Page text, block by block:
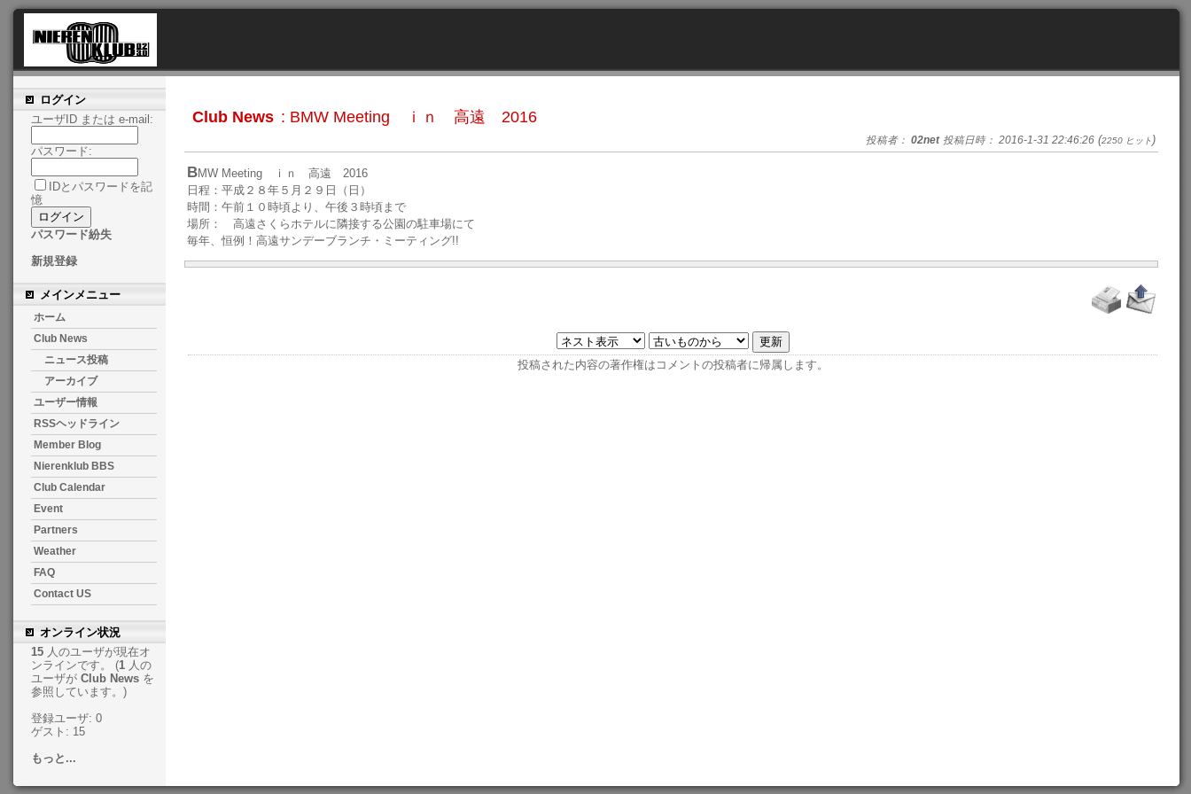
ログイン
ユーザID または e-mail:
パスワード:
IDとパスワードを記
憶
パスワード紛失
新規登録
メインメニュー
ホーム
Club News
ニュース投稿
アーカイブ
ユーザー情報
RSSヘッドライン
Member Blog
Nierenklub BBS
Club Calendar
Event
Partners
Weather
FAQ
Contact US
オンライン状況
15 人のユーザが現在オ
ンラインです。 (1 人の
ユーザが Club News を
参照しています。)
登録ユーザ: 0
ゲスト: 15
もっと...
Club News : BMW Meeting ｉｎ 高遠 2016
投稿者： 02net 投稿日時： 2016-1-31 22:46:26 (2250 ヒット)
BMW Meeting ｉｎ 高遠 2016
日程：平成２８年５月２９日（日）
時間：午前１０時頃より、午後３時頃まで
場所： 高遠さくらホテルに隣接する公園の駐車場にて
毎年、恒例！高遠サンデーブランチ・ミーティング!!
投稿された内容の著作権はコメントの投稿者に帰属します。